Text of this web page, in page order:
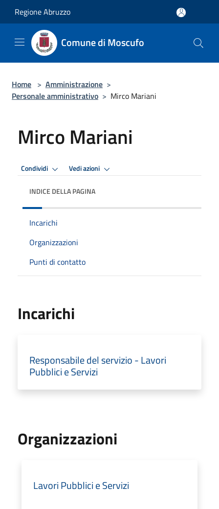
Regione Abruzzo
Comune di Moscufo
Home > Amministrazione >
Personale amministrativo > Mirco Mariani
Mirco Mariani
Condividi Vedi azioni
INDICE DELLA PAGINA
Incarichi
Organizzazioni
Punti di contatto
Incarichi
Responsabile del servizio - Lavori
Pubblici e Servizi
Organizzazioni
Lavori Pubblici e Servizi